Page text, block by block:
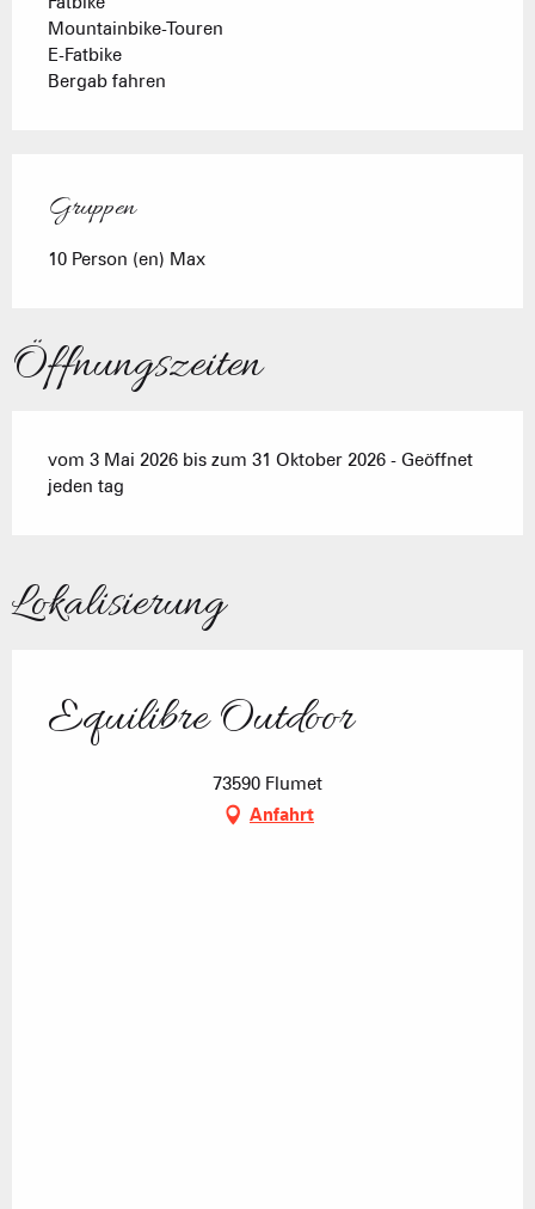
Mountainbike-Touren
E-Fatbike
Bergab fahren
Gruppen
Gruppen
10 Person (en) Max
Öffnungszeiten
vom 3 Mai 2026 bis zum 31 Oktober 2026 - Geöffnet
jeden tag
Lokalisierung
Equilibre Outdoor
73590 Flumet
Anfahrt